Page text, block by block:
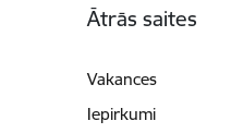
Ātrās saites
Vakances
Iepirkumi